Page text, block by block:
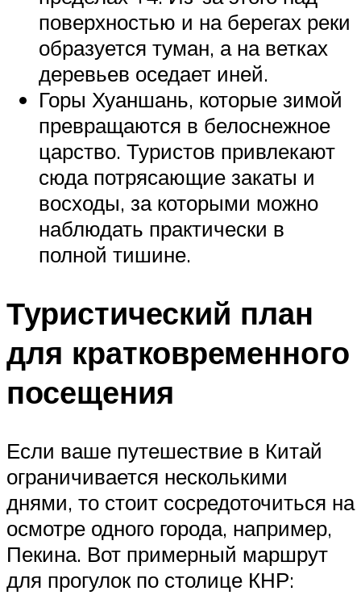
поверхностью и на берегах реки
образуется туман, а на ветках
деревьев оседает иней.
Горы Хуаншань, которые зимой
превращаются в белоснежное
царство. Туристов привлекают
сюда потрясающие закаты и
восходы, за которыми можно
наблюдать практически в
полной тишине.
Туристический план
для кратковременного
посещения
Если ваше путешествие в Китай
ограничивается несколькими
днями, то стоит сосредоточиться на
осмотре одного города, например,
Пекина. Вот примерный маршрут
для прогулок по столице КНР: